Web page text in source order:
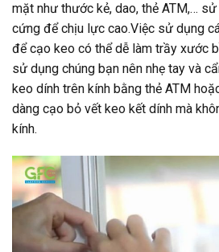
mặt như thước kẻ, dao, thẻ ATM,…
cứng để chịu lực cao.Việc sử dụng
để cạo keo có thể dễ làm trầy xước
sử dụng chúng bạn nên nhẹ tay và
keo dính trên kính bằng thẻ ATM
dàng cạo bỏ vết keo kết dính mà
kính.